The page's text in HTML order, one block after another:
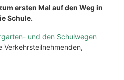
ersten Mal auf den Weg in
Schule.
und den Schulwegen
Verkehrsteilnehmenden,